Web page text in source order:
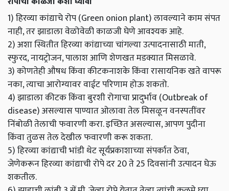
1) हिरव्या कांद्याचे रोप (Green onion plant) लावल्याने काम संपत
नाही, तर झाडाला वेळोवेळी काळजी घेणे आवश्यक आहे.
2) अशा स्थितीत हिरव्या कांद्याच्या चांगल्या उत्पादनासाठी माती,
स्फुरद, नायट्रोजन, पालाश आणि शेणखत मडक्यात मिसळावे.
3) कोणतेही औषध किंवा कीटकनाशके किंवा रासायनिक खते वापरू
नका, त्याचा आरोग्यावर वाईट परिणाम होऊ शकतो.
4) झाडाला कीटक किंवा बुरशी रोगाचा प्रादुर्भाव (Outbreak of
disease) असल्यास पाण्यात ओलावा तेल मिसळून वनस्पतींवर
निंबोळी तेलाची फवारणी करा. इच्छित असल्यास, आपण पुदीना
किंवा तुळस तेल देखील फवारणी करू शकता.
5) हिरव्या कांद्याची भांडी थेट सूर्यप्रकाशाच्या संपर्कात ठेवा,
जेणेकरून हिरव्या कांद्याची रोपे दर 20 ते 25 दिवसांनी उत्पादन घेऊ
शकतील.
6) झाडाची लांबी 3 सें.मी. जेव्हा रोपे येतात तेव्हा त्यांची कलमे घ्या